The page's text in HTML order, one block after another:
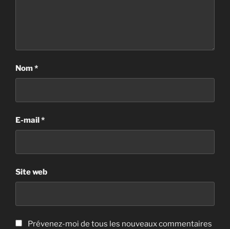
Nom*
E-mail*
Site web
Prévenez-moi de tous les nouveaux commentaires